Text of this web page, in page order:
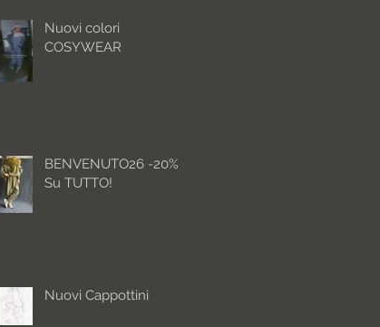
Nuovi colori
COSYWEAR
BENVENUTO26 -20%
Su TUTTO!
Nuovi Cappottini